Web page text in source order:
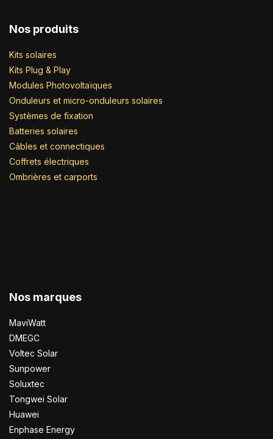
Nos produits
Kits solaires
Kits Plug & Play
Modules Photovoltaïques
Onduleurs et micro-onduleurs solaires
Systèmes de fixation
Batteries solaires
Câbles et connectiques
Coffrets électriques
Ombrières et carports
Nos marques
MaviWatt
DMEGC
Voltec Solar
Sunpower
Soluxtec
Tongwei Solar
Huawei
Enphase Energy